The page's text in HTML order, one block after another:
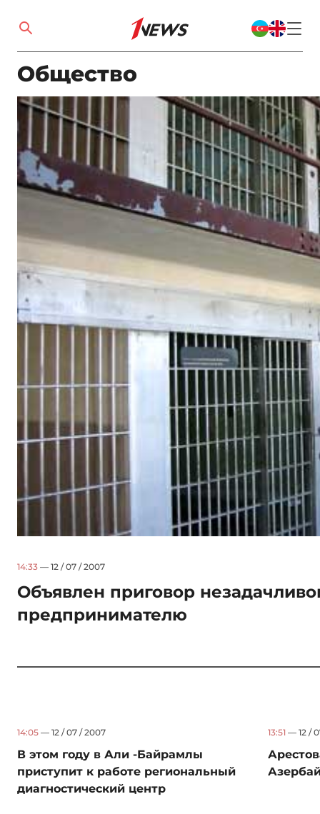
Общество
14:33 — 12 / 07 / 2007
Объявлен приговор
предпринимателю
14:05 — 12 / 07 / 2007
В этом году в Али -Байрамлы
приступит к работе региональный
диагностический центр
13:51 — 12 /